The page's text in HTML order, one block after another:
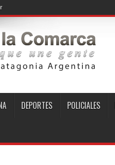
DEPORTES POLICIALES